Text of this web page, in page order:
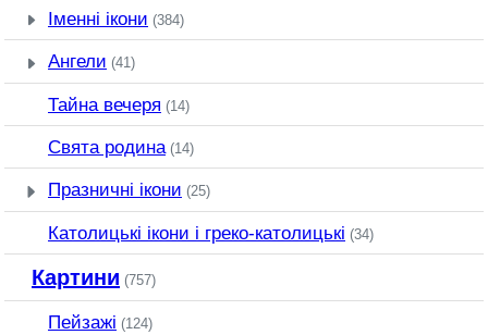
Іменні ікони (384)
Ангели (41)
Тайна вечеря (14)
Свята родина(14)
Празничні ікони (25)
Католицькі ікони і греко-католицькі (34)
Картини (757)
Пейзажі (124)